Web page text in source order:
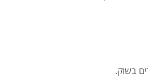
בשוק.